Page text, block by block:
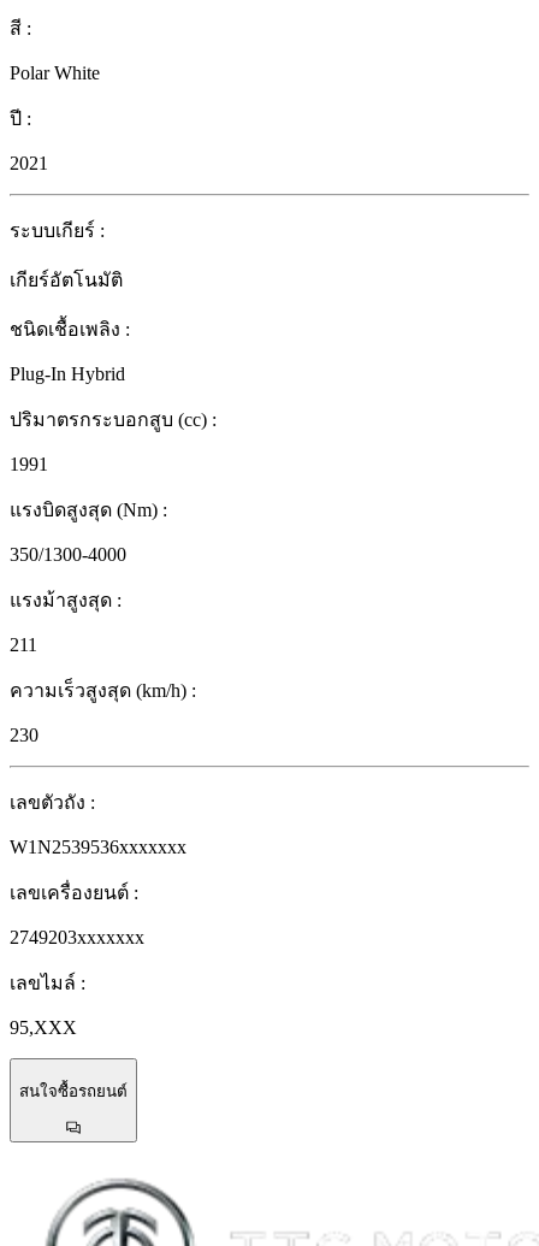
สี :
Polar White
ปี :
2021
ระบบเกียร์ :
เกียร์อัตโนมัติ
ชนิดเชื้อเพลิง :
Plug-In Hybrid
ปริมาตรกระบอกสูบ (cc) :
1991
แรงบิดสูงสุด (Nm) :
350/1300-4000
แรงม้าสูงสุด :
211
ความเร็วสูงสุด (km/h) :
230
เลขตัวถัง :
W1N2539536xxxxxxx
เลขเครื่องยนต์ :
2749203xxxxxxx
เลขไมล์ :
95,XXX
สนใจซื้อรถยนต์